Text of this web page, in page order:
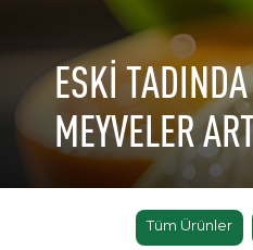
ESKİ
MEYVELER
Tüm Ürünler